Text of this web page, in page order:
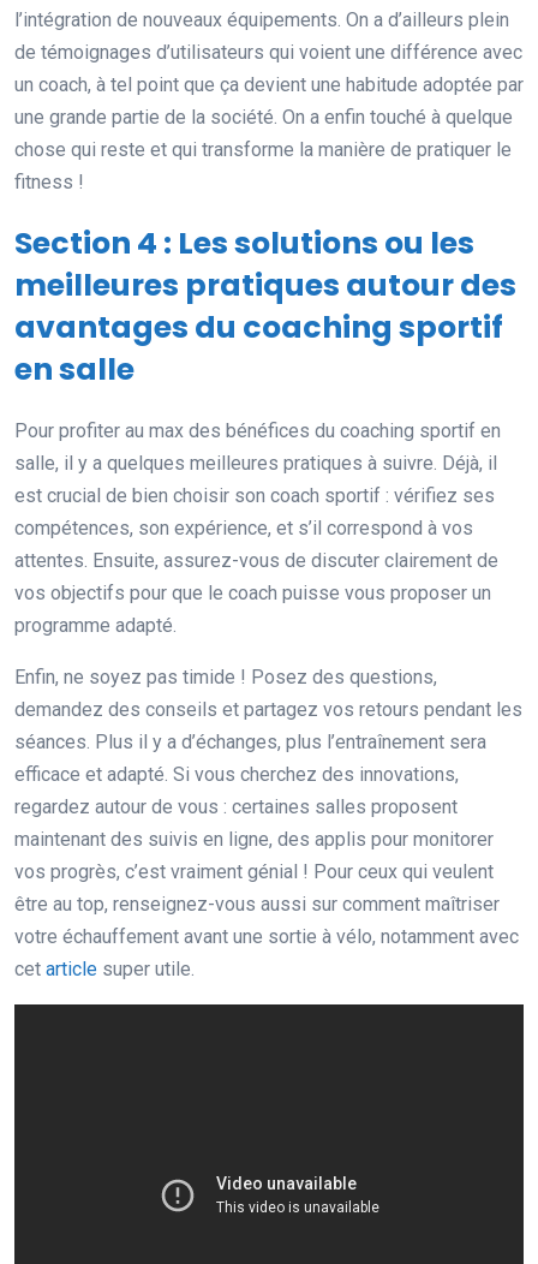
l’intégration de nouveaux équipements. On a d’ailleurs plein
de témoignages d’utilisateurs qui voient une différence avec
un coach, à tel point que ça devient une habitude adoptée par
une grande partie de la société. On a enfin touché à quelque
chose qui reste et qui transforme la manière de pratiquer le
fitness !
Section 4 : Les solutions ou les
meilleures pratiques autour des
avantages du coaching sportif
en salle
Pour profiter au max des bénéfices du coaching sportif en
salle, il y a quelques meilleures pratiques à suivre. Déjà, il
est crucial de bien choisir son coach sportif : vérifiez ses
compétences, son expérience, et s’il correspond à vos
attentes. Ensuite, assurez-vous de discuter clairement de
vos objectifs pour que le coach puisse vous proposer un
programme adapté.
Enfin, ne soyez pas timide ! Posez des questions,
demandez des conseils et partagez vos retours pendant les
séances. Plus il y a d’échanges, plus l’entraînement sera
efficace et adapté. Si vous cherchez des innovations,
regardez autour de vous : certaines salles proposent
maintenant des suivis en ligne, des applis pour monitorer
vos progrès, c’est vraiment génial ! Pour ceux qui veulent
être au top, renseignez-vous aussi sur comment maîtriser
votre échauffement avant une sortie à vélo, notamment avec
cet article super utile.